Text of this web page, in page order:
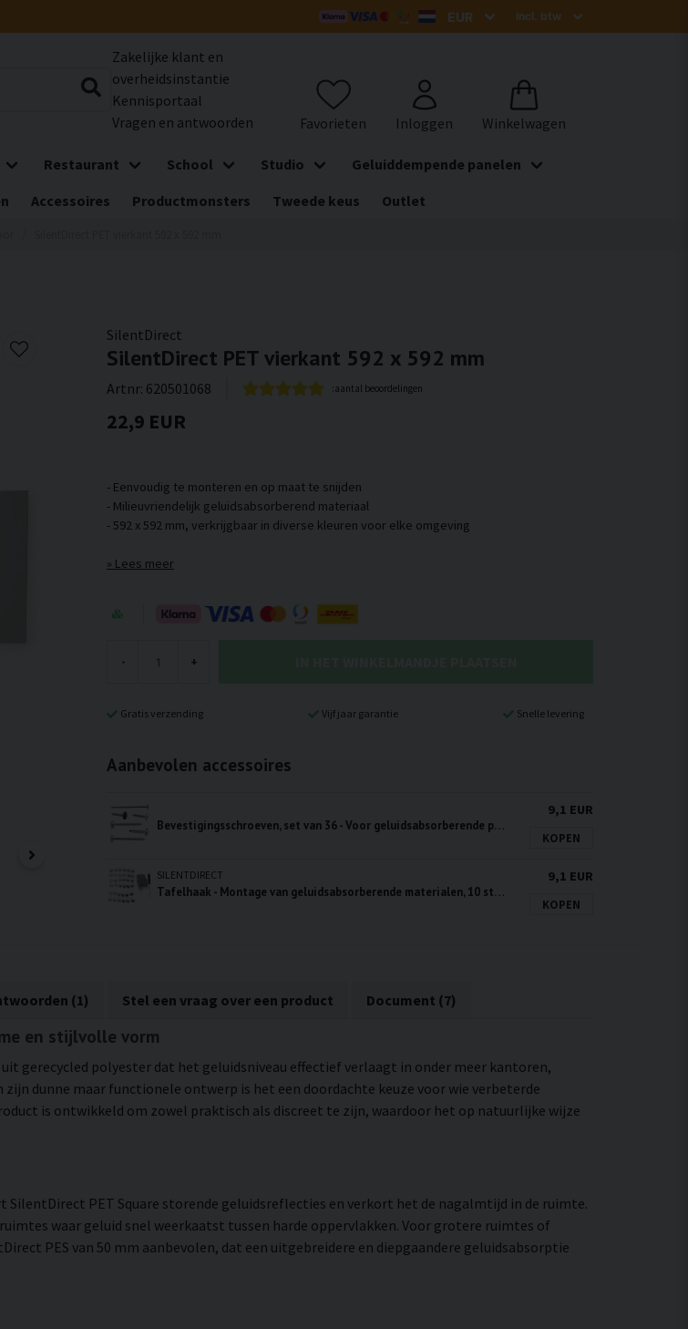
Zakelijke klant en
overheidsinstantie
Kennisportaal
Vragen en antwoorden
Restaurant School Studio
Geluiddempende panelen
Accessoires Productmonsters Tweede keus Outlet
SilentDirect
SilentDirect PET vierkant 592 x 592 mm
Artnr: 620501068 :aantal beoordelingen
22,9 EUR
- Eenvoudig te monteren en op maat te snijden
- Milieuvriendelijk geluidsabsorberend materiaal
Lees meer
- +
Gratis verzending Vijf jaar garantie Snelle levering
Aanbevolen accessoires
Bevestigingsschroeven, set van 36 - Voor geluidsabsorberende panelen
9,1 EUR
KOPEN
SILENTDIRECT
Tafelhaak - Montage van geluidsabsorberende materialen, 10 stuks
9,1 EUR
KOPEN
(1) Stel een vraag over een product Document (7)
en stijlvolle vorm
gerecycled polyester dat het geluidsniveau effectief verlaagt in onder meer kantoren,
dunne maar functionele ontwerp is het een doordachte keuze voor wie verbeterde
is ontwikkeld om zowel praktisch als discreet te zijn, waardoor het op natuurlijke wijze
SilentDirect PET Square storende geluidsreflecties en verkort het de nagalmtijd in de ruimte.
waar geluid snel weerkaatst tussen harde oppervlakken. Voor grotere ruimtes of
PES van 50 mm aanbevolen, dat een uitgebreidere en diepgaandere geluidsabsorptie